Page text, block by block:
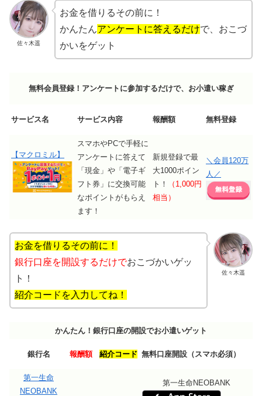
佐々木遥
お金を借りるその前に！
かんたんアンケートに答えるだけで、おこづ
かいをゲット
無料会員登録！アンケートに参加するだけで、お小遣い稼ぎ
サービス名 サービス内容 報酬額 無料登録
【マクロミル】
スマホやPCで手軽に
アンケートに答えて
「現金」や「電子ギ
フト券」に交換可能
なポイントがもらえ
ます！
新規登録で最
大1000ポイン
ト！
（1,000円
相当）
＼会員120万
人／
佐々木遥
お金を借りるその前に！
銀行口座を開設するだけでおこづかいゲッ
ト！
紹介コードを入力してね！
かんたん！銀行口座の開設でお小遣いゲット
銀行名 報酬額 紹介コード 無料口座開設（スマホ必須）
第一生命
NEOBANK
第一生命NEOBANK